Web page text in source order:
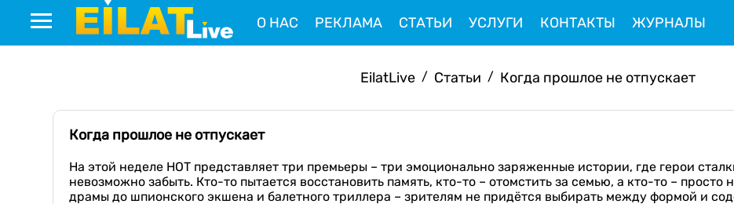
О НАС РЕКЛАМА СТАТЬИ УСЛУГИ КОНТАКТЫ ЖУРНАЛЫ
EilatLive / Статьи / Когда прошлое не отпускает
Когда прошлое не отпускает
На этой неделе НОТ представляет три премьеры – три эмоционально заряженные истории, где герои
невозможно забыть. Кто-то пытается восстановить память, кто-то – отомстить за семью, а кто-то –
драмы до шпионского экшена и балетного триллера – зрителям не придётся выбирать между формой и